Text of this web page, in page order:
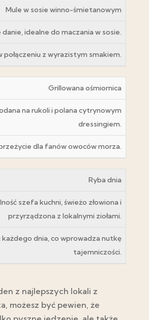
Mule w sosie winno-śmietanowym
idealne do maczania w sosie.
połączeniu z wyrazistym smakiem.
Grillowana ośmiornica
na rukoli i polana cytrynowym
dressingiem.
dla fanów owoców morza.
Ryba dnia
szefa kuchni, świeżo złowiona i
przyrządzona z lokalnymi ziołami.
każdego dnia, co wprowadza nutkę
tajemniczości.
z najlepszych lokali z
możesz być pewien, że